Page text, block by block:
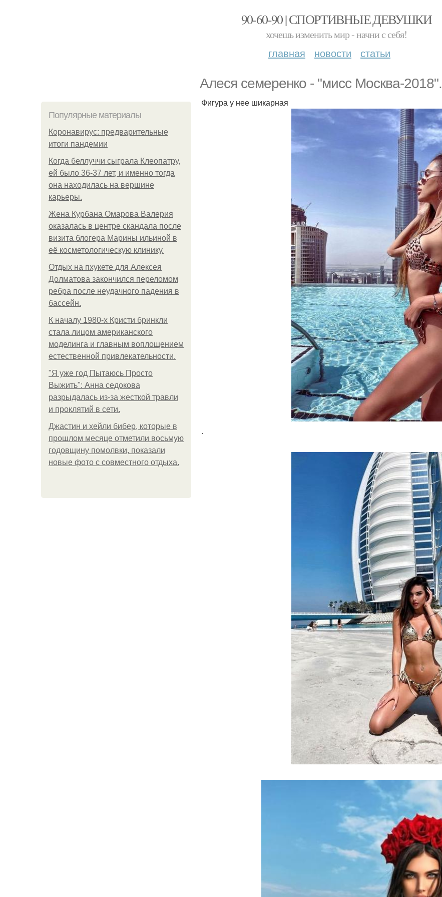
90-60-90 | СПОРТИВНЫЕ ДЕВУШКИ
хочешь изменить мир - начни с себя!
главная новости статьи
Алеся семеренко - "мисс Москва-2018".
Популярные материалы
Коронавирус: предварительные
итоги пандемии
Когда беллуччи сыграла Клеопатру,
ей было 36-37 лет, и именно тогда
она находилась на вершине
карьеры.
Жена Курбана Омарова Валерия
оказалась в центре скандала после
визита блогера Марины ильиной в
её косметологическую клинику.
Отдых на пхукете для Алексея
Долматова закончился переломом
ребра после неудачного падения в
бассейн.
К началу 1980-х Кристи бринкли
стала лицом американского
моделинга и главным воплощением
естественной привлекательности.
"Я уже год Пытаюсь Просто
Выжить": Анна седокова
разрыдалась из-за жесткой травли
и проклятий в сети.
Джастин и хейли бибер, которые в
прошлом месяце отметили восьмую
годовщину помолвки, показали
новые фото с совместного отдыха.
Фигура у нее шикарная
.